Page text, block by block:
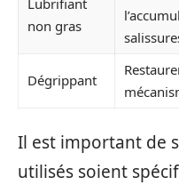
non gras
Dégrippant
Il est important de
utilisés soient